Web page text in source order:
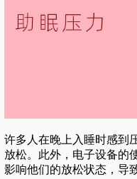
许多人在晚上入睡时感到
放松。此外，电子设备的
影响他们的放松状态，导